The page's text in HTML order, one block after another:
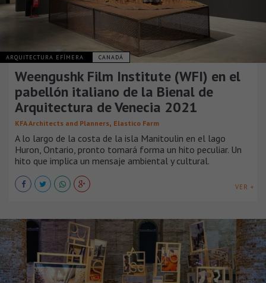
ARQUITECTURA EFÍMERA CANADÁ
Weengushk Film Institute (WFI) en el
pabellón italiano de la Bienal de
Arquitectura de Venecia 2021
KFA Architects and Planners, Elastico Farm
A lo largo de la costa de la isla Manitoulin en el lago
Huron, Ontario, pronto tomará forma un hito peculiar. Un
hito que implica un mensaje ambiental y cultural.
VER +